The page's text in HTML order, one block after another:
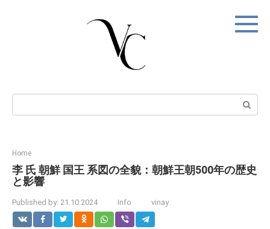
Search:
Home
李 氏 朝鮮 国王 系図の全貌：朝鮮王朝500年の歴史
と影響
Published by: 21.10.2024 Info vinay